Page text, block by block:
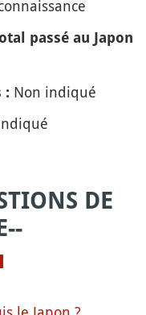
passé au Japon
: Non indiqué
DE